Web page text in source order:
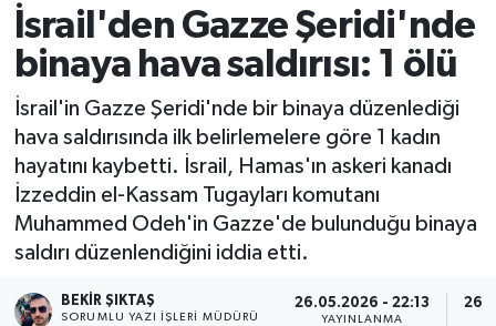
İsrail'den Gazze Şeridi'nde
binaya hava saldırısı: 1 ölü
İsrail'in Gazze Şeridi'nde bir binaya düzenlediği
hava saldırısında ilk belirlemelere göre 1 kadın
hayatını kaybetti. İsrail, Hamas'ın askeri kanadı
İzzeddin el-Kassam Tugayları komutanı
Muhammed Odeh'in Gazze'de bulunduğu binaya
saldırı düzenlendiğini iddia etti.
BEKIR ŞIKTAŞ
SORUMLU YAZI İŞLERI MÜDÜRÜ
26.05.2026 - 22:13
YAYINLANMA
Son Dakika Haberleri
Haber Arşivi